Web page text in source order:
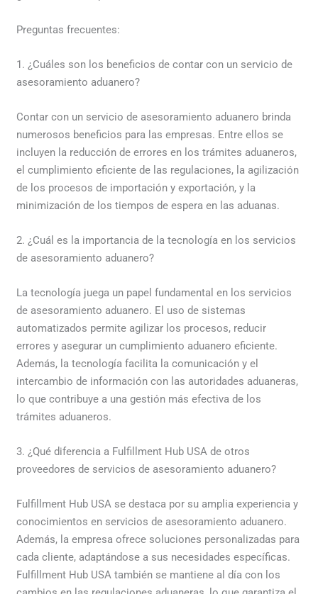
Preguntas frecuentes:
1. ¿Cuáles son los beneficios de contar con un servicio de
asesoramiento aduanero?
Contar con un servicio de asesoramiento aduanero brinda
numerosos beneficios para las empresas. Entre ellos se
incluyen la reducción de errores en los trámites aduaneros,
el cumplimiento eficiente de las regulaciones, la agilización
de los procesos de importación y exportación, y la
minimización de los tiempos de espera en las aduanas.
2. ¿Cuál es la importancia de la tecnología en los servicios
de asesoramiento aduanero?
La tecnología juega un papel fundamental en los servicios
de asesoramiento aduanero. El uso de sistemas
automatizados permite agilizar los procesos, reducir
errores y asegurar un cumplimiento aduanero eficiente.
Además, la tecnología facilita la comunicación y el
intercambio de información con las autoridades aduaneras,
lo que contribuye a una gestión más efectiva de los
trámites aduaneros.
3. ¿Qué diferencia a Fulfillment Hub USA de otros
proveedores de servicios de asesoramiento aduanero?
Fulfillment Hub USA se destaca por su amplia experiencia y
conocimientos en servicios de asesoramiento aduanero.
Además, la empresa ofrece soluciones personalizadas para
cada cliente, adaptándose a sus necesidades específicas.
Fulfillment Hub USA también se mantiene al día con los